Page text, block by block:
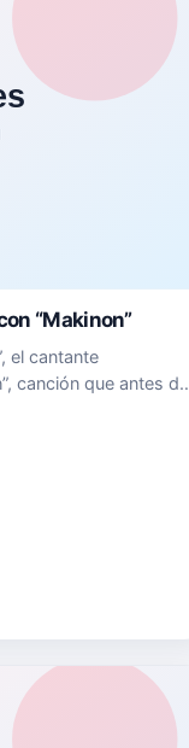
“Makinon”
el cantante
canción que antes de